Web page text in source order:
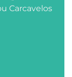
Carcavelos